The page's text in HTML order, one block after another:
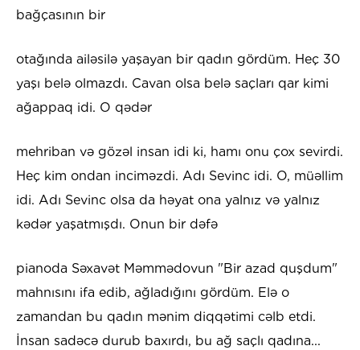
bağçasının bir
otağında ailəsilə yaşayan bir qadın gördüm. Heç 30
yaşı belə olmazdı. Cavan olsa belə saçları qar kimi
ağappaq idi. O qədər
mehriban və gözəl insan idi ki, hamı onu çox sevirdi.
Heç kim ondan inciməzdi. Adı Sevinc idi. O, müəllim
idi. Adı Sevinc olsa da həyat ona yalnız və yalnız
kədər yaşatmışdı. Onun bir dəfə
pianoda Səxavət Məmmədovun "Bir azad quşdum"
mahnısını ifa edib, ağladığını gördüm. Elə o
zamandan bu qadın mənim diqqətimi cəlb etdi.
İnsan sadəcə durub baxırdı, bu ağ saçlı qadına...